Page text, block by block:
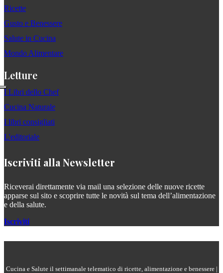
Ricette
Gusto e Benessere
Salute in Cucina
Mondo Alimentare
Letture
I Libri dello Chef
Cucina Naturale
I libri consigliati
L'editoriale
Iscriviti alla Newsletter
Riceverai direttamente via mail una selezione delle nuove ricette
apparse sul sito e scoprire tutte le novità sul tema dell’alimentazione
e della salute.
Iscriviti
Cucina e Salute il settimanale telematico di ricette, alimentazione e benessere |